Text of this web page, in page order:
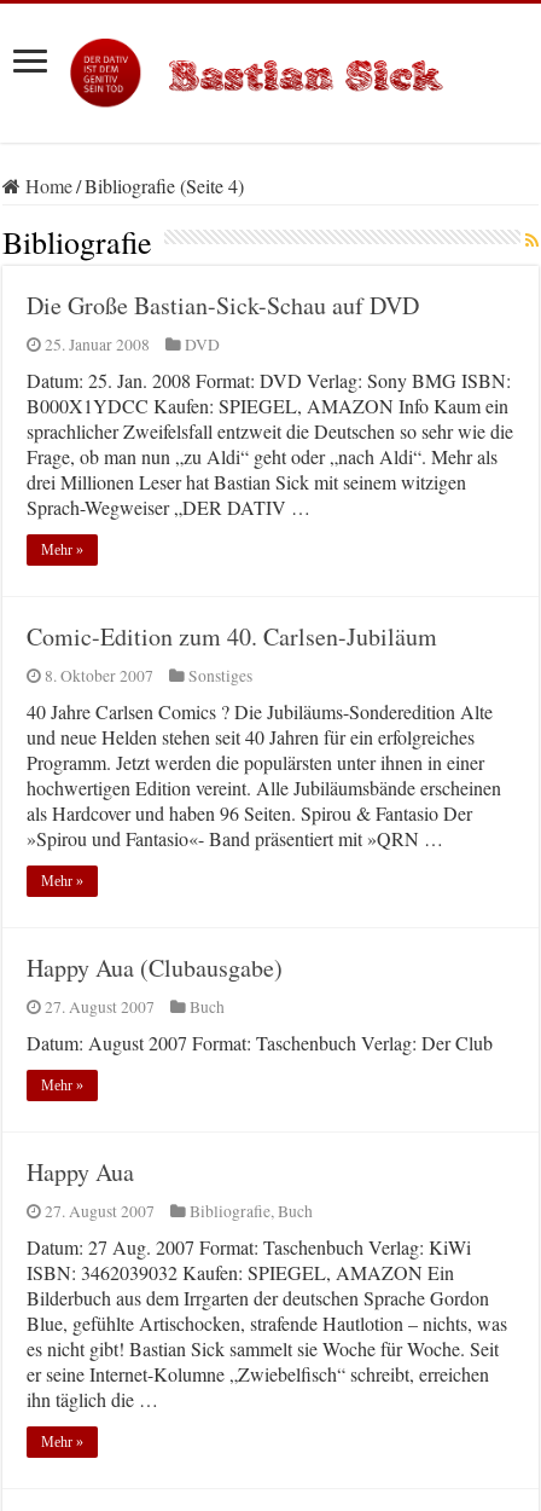
Home/Bibliografie (Seite 4)
Bibliografie
Die Große Bastian-Sick-Schau auf DVD
25. Januar 2008 DVD
Datum: 25. Jan. 2008 Format: DVD Verlag: Sony BMG ISBN:
B000X1YDCC Kaufen: SPIEGEL, AMAZON Info Kaum ein
sprachlicher Zweifelsfall entzweit die Deutschen so sehr wie die
Frage, ob man nun „zu Aldi“ geht oder „nach Aldi“. Mehr als
drei Millionen Leser hat Bastian Sick mit seinem witzigen
Sprach-Wegweiser „DER DATIV …
Mehr »
Comic-Edition zum 40. Carlsen-Jubiläum
8. Oktober 2007 Sonstiges
40 Jahre Carlsen Comics ? Die Jubiläums-Sonderedition Alte
und neue Helden stehen seit 40 Jahren für ein erfolgreiches
Programm. Jetzt werden die populärsten unter ihnen in einer
hochwertigen Edition vereint. Alle Jubiläumsbände erscheinen
als Hardcover und haben 96 Seiten. Spirou & Fantasio Der
»Spirou und Fantasio«- Band präsentiert mit »QRN …
Mehr »
Happy Aua (Clubausgabe)
27. August 2007 Buch
Datum: August 2007 Format: Taschenbuch Verlag: Der Club
Mehr »
Happy Aua
27. August 2007 Bibliografie,Buch
Datum: 27 Aug. 2007 Format: Taschenbuch Verlag: KiWi
ISBN: 3462039032 Kaufen: SPIEGEL, AMAZON Ein
Bilderbuch aus dem Irrgarten der deutschen Sprache Gordon
Blue, gefühlte Artischocken, strafende Hautlotion – nichts, was
es nicht gibt! Bastian Sick sammelt sie Woche für Woche. Seit
er seine Internet-Kolumne „Zwiebelfisch“ schreibt, erreichen
ihn täglich die …
Mehr »